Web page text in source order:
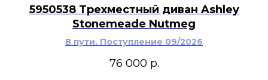
5950538 Трехместный диван Ashley
Stonemeade Nutmeg
В пути. Поступление 09/2026
76 000 р.